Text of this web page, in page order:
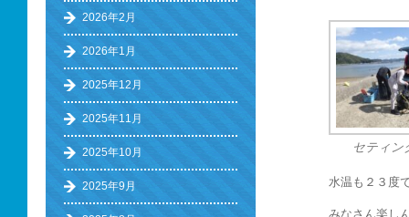
セティン
水温も２３度
みなさん楽し
2026年2月
2026年1月
2025年12月
2025年11月
2025年10月
2025年9月